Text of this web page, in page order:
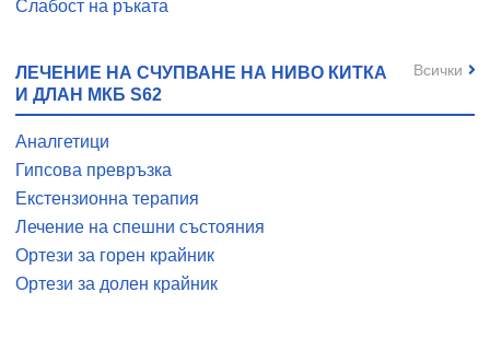
Слабост на ръката
ЛЕЧЕНИЕ НА СЧУПВАНЕ НА НИВО КИТКА
И ДЛАН МКБ S62
Аналгетици
Гипсова превръзка
Екстензионна терапия
Лечение на спешни състояния
Ортези за горен крайник
Ортези за долен крайник
Всички